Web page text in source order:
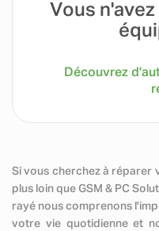
Vous
Découvrez
Si vous cherchez à réparer
plus loin que GSM & PC
rayé nous comprenons
votre vie quotidienne et